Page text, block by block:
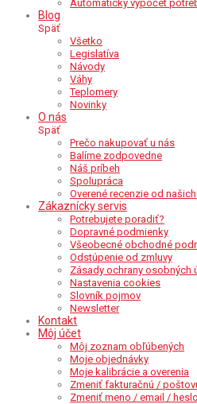
Automatický výpočet
Blog
Späť
Všetko
Legislatíva
Návody
Váhy
Teplomery
Novinky
O nás
Späť
Prečo nakupovať u nás
Balíme zodpovedne
Náš príbeh
Spolupráca
Overené recenzie od
Zákaznícky servis
Potrebujete poradiť?
Dopravné podmienky
Všeobecné obchodné
Odstúpenie od zmluvy
Zásady ochrany osobných
Nastavenia cookies
Slovník pojmov
Newsletter
Kontakt
Môj účet
Môj zoznam obľúbených
Moje objednávky
Moje kalibrácie a overenia
Zmeniť fakturačnú /
Zmeniť meno / email / heslo